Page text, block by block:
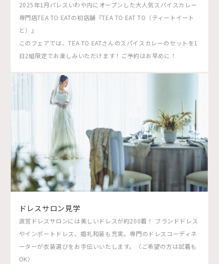
2025年1月パレスいわや内にオープンした大人気スパイスカレー
専門店TEA TO EATの初店舗『TEA TO EAT TO（ティートイート
と）』
このフェアでは、TEA TO EATさんのスパイスカレーのセットを1
日2組限定でお楽しみいただけます！ご予約はお早めに！
ドレスサロン見学
直営ドレスサロンには美しいドレスが約200着！ ブランドドレス
やインポートドレス、婚礼和装も充実。専門のドレスコーディネ
ーターが衣装選びをお手伝いいたします。〈ご希望の方は試着も
OK〉